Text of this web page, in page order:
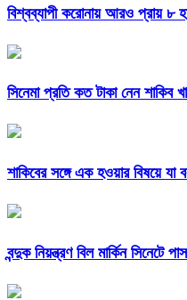
বিশ্বব্যাপী করোনায় আরও প্রায় ৮
সিনেমা প্রতি কত টাকা নেন শাকিব
শাকিবের সঙ্গে এক হওয়ার বিষয়ে
বন্দুক নিয়ন্ত্রণ বিল মার্কিন সিনেটে পাস